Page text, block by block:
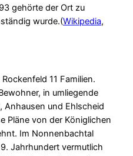
gehörte der Ort zu
wurde.(Wikipedia,
11 Familien.
in umliegende
Anhausen und Ehlscheid
Pläne von der Königlichen
Im Nonnenbachtal
Jahrhundert vermutlich